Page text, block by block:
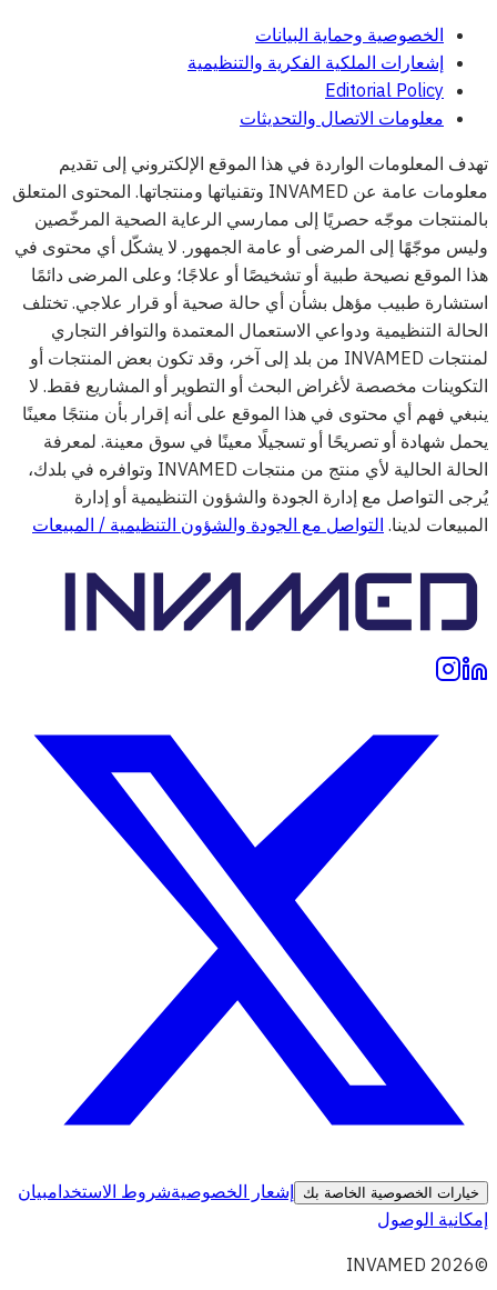
الخصوصية وحماية البيانات
إشعارات الملكية الفكرية والتنظيمية
Editorial Policy
معلومات الاتصال والتحديثات
تهدف المعلومات الواردة في هذا الموقع الإلكتروني إلى تقديم
معلومات عامة عن INVAMED وتقنياتها ومنتجاتها. المحتوى المتعلق
بالمنتجات موجّه حصريًا إلى ممارسي الرعاية الصحية المرخّصين
وليس موجّهًا إلى المرضى أو عامة الجمهور. لا يشكّل أي محتوى في
هذا الموقع نصيحة طبية أو تشخيصًا أو علاجًا؛ وعلى المرضى دائمًا
استشارة طبيب مؤهل بشأن أي حالة صحية أو قرار علاجي. تختلف
الحالة التنظيمية ودواعي الاستعمال المعتمدة والتوافر التجاري
لمنتجات INVAMED من بلد إلى آخر، وقد تكون بعض المنتجات أو
التكوينات مخصصة لأغراض البحث أو التطوير أو المشاريع فقط. لا
ينبغي فهم أي محتوى في هذا الموقع على أنه إقرار بأن منتجًا معينًا
يحمل شهادة أو تصريحًا أو تسجيلًا معينًا في سوق معينة. لمعرفة
الحالة الحالية لأي منتج من منتجات INVAMED وتوافره في بلدك،
يُرجى التواصل مع إدارة الجودة والشؤون التنظيمية أو إدارة
المبيعات لدينا. التواصل مع الجودة والشؤون التنظيمية / المبيعات
خيارات الخصوصية الخاصة بك إشعار الخصوصيةشروط الاستخدامبيان
إمكانية الوصول
©2026 INVAMED